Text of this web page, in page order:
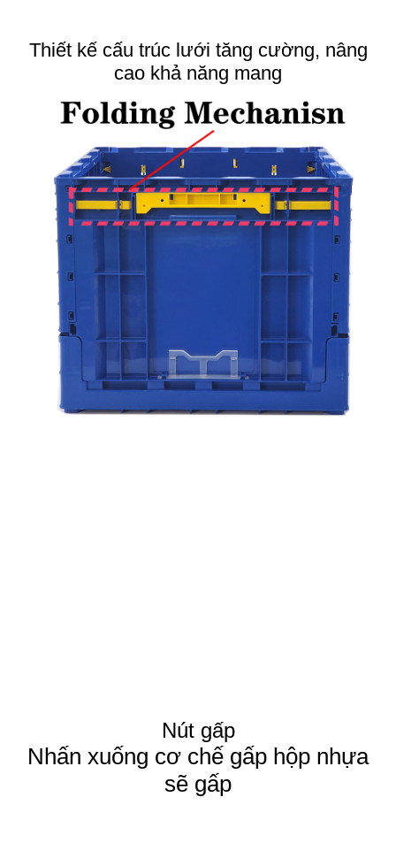
Thiết kế cấu trúc lưới tăng cường, nâng
cao khả năng mang
Nút gấp
Nhấn xuống cơ chế gấp hộp nhựa
sẽ gấp